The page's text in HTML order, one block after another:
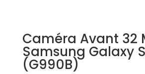
Caméra Avant 32
Samsung Galaxy
(G990B)